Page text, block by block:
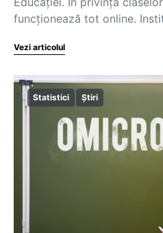
funcționează tot online.
Vezi articolul
Statistici Știri